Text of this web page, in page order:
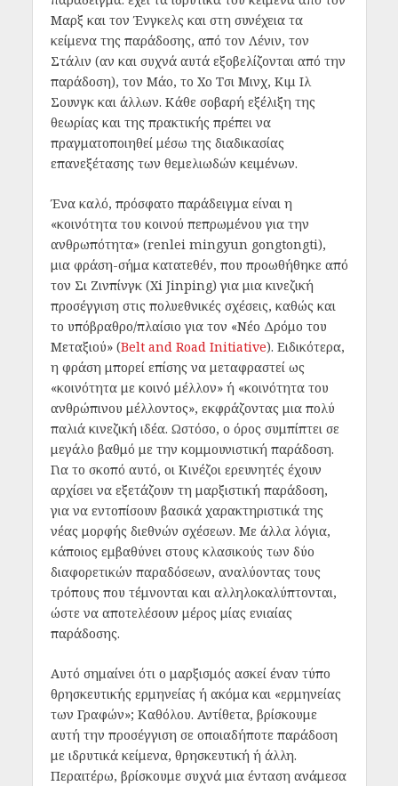
Μαρξ και τον Ένγκελς και στη συνέχεια τα
κείμενα της παράδοσης, από τον Λένιν, τον
Στάλιν (αν και συχνά αυτά εξοβελίζονται από την
παράδοση), τον Μάο, το Χο Τσι Μινχ, Κιμ Ιλ
Σουνγκ και άλλων. Κάθε σοβαρή εξέλιξη της
θεωρίας και της πρακτικής πρέπει να
πραγματοποιηθεί μέσω της διαδικασίας
επανεξέτασης των θεμελιωδών κειμένων.
Ένα καλό, πρόσφατο παράδειγμα είναι η
«κοινότητα του κοινού πεπρωμένου για την
ανθρωπότητα» (renlei mingyun gongtongti),
μια φράση-σήμα κατατεθέν, που προωθήθηκε από
τον Σι Ζινπίνγκ (Xi Jinping) για μια κινεζική
προσέγγιση στις πολυεθνικές σχέσεις, καθώς και
το υπόβραθρο/πλαίσιο για τον «Νέο Δρόμο του
Μεταξιού» (Belt and Road Initiative). Ειδικότερα,
η φράση μπορεί επίσης να μεταφραστεί ως
«κοινότητα με κοινό μέλλον» ή «κοινότητα του
ανθρώπινου μέλλοντος», εκφράζοντας μια πολύ
παλιά κινεζική ιδέα. Ωστόσο, ο όρος συμπίπτει σε
μεγάλο βαθμό με την κομμουνιστική παράδοση.
Για το σκοπό αυτό, οι Κινέζοι ερευνητές έχουν
αρχίσει να εξετάζουν τη μαρξιστική παράδοση,
για να εντοπίσουν βασικά χαρακτηριστικά της
νέας μορφής διεθνών σχέσεων. Με άλλα λόγια,
κάποιος εμβαθύνει στους κλασικούς των δύο
διαφορετικών παραδόσεων, αναλύοντας τους
τρόπους που τέμνονται και αλληλοκαλύπτονται,
ώστε να αποτελέσουν μέρος μίας ενιαίας
παράδοσης.
Αυτό σημαίνει ότι ο μαρξισμός ασκεί έναν τύπο
θρησκευτικής ερμηνείας ή ακόμα και «ερμηνείας
των Γραφών»; Καθόλου. Αντίθετα, βρίσκουμε
αυτή την προσέγγιση σε οποιαδήποτε παράδοση
με ιδρυτικά κείμενα, θρησκευτική ή άλλη.
Περαιτέρω, βρίσκουμε συχνά μια ένταση ανάμεσα